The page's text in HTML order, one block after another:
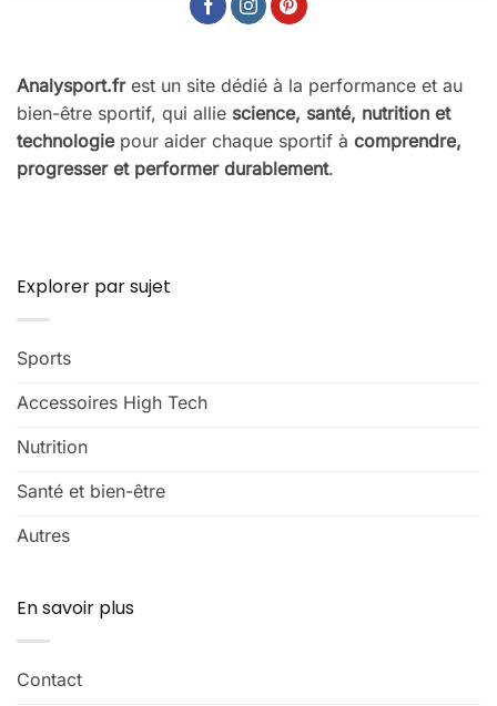
Analysport.frest un site dédié à la performance et au
bien-être sportif, qui allie science, santé, nutrition et
technologiepour aider chaque sportif à comprendre,
progresser et performer durablement.
Explorer par sujet
Sports
Accessoires High Tech
Nutrition
Santé et bien-être
Autres
En savoir plus
Contact